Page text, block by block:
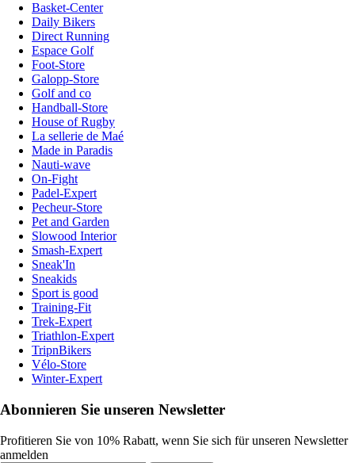
Basket-Center
Daily Bikers
Direct Running
Espace Golf
Foot-Store
Galopp-Store
Golf and co
Handball-Store
House of Rugby
La sellerie de Maé
Made in Paradis
Nauti-wave
On-Fight
Padel-Expert
Pecheur-Store
Pet and Garden
Slowood Interior
Smash-Expert
Sneak'In
Sneakids
Sport is good
Training-Fit
Trek-Expert
Triathlon-Expert
TripnBikers
Vélo-Store
Winter-Expert
Abonnieren Sie unseren Newsletter
Profitieren Sie von 10% Rabatt, wenn Sie sich für unseren Newsletter
anmelden